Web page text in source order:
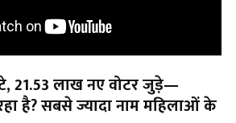
21.53 लाख नए वोटर जुड़े—
है? सबसे ज्यादा नाम महिलाओं के